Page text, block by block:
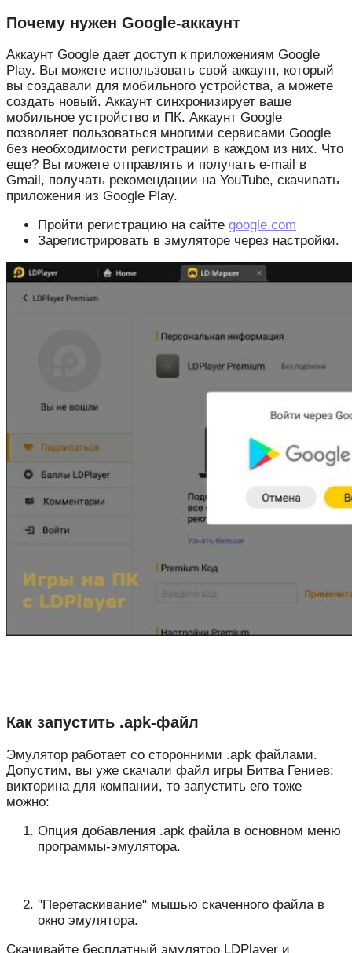
Почему нужен Google-аккаунт
Аккаунт Google дает доступ к приложениям Google
Play. Вы можете использовать свой аккаунт, который
вы создавали для мобильного устройства, а можете
создать новый. Аккаунт синхронизирует ваше
мобильное устройство и ПК. Аккаунт Google
позволяет пользоваться многими сервисами Google
без необходимости регистрации в каждом из них. Что
еще? Вы можете отправлять и получать e-mail в
Gmail, получать рекомендации на YouTube, скачивать
приложения из Google Play.
Пройти регистрацию на сайте google.com
Зарегистрировать в эмуляторе через настройки.
Как запустить .apk-файл
Эмулятор работает со сторонними .apk файлами.
Допустим, вы уже скачали файл игры Битва Гениев:
викторина для компании, то запустить его тоже
можно:
Опция добавления .apk файла в основном меню
программы-эмулятора.
"Перетаскивание" мышью скаченного файла в
окно эмулятора.
Скачивайте бесплатный эмулятор LDPlayer и